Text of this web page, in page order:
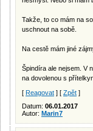
Takže, to co mám na
uschnout na sobě.
Na cestě mám jiné
Špindíra ale nejsem. V
na dovolenou s
[ Reagovat ] [ Zpět ]
Datum: 06.01.2017
Autor: Marin7